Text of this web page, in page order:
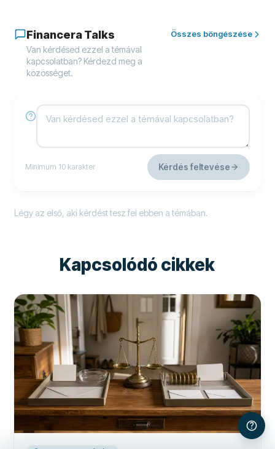
Financera Talks
Van kérdésed ezzel a témával
kapcsolatban? Kérdezd meg a
közösséget.
Összes böngészése
Minimum 10 karakter Kérdés feltevése
Légy az első, aki kérdést tesz fel ebben a témában.
Kapcsolódó cikkek